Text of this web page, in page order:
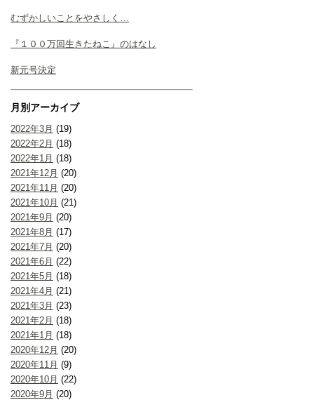
むずかしいことをやさしく…
『１００万回生きたねこ』のはなし
新元号決定
月別アーカイブ
2022年3月 (19)
2022年2月 (18)
2022年1月 (18)
2021年12月 (20)
2021年11月 (20)
2021年10月 (21)
2021年9月 (20)
2021年8月 (17)
2021年7月 (20)
2021年6月 (22)
2021年5月 (18)
2021年4月 (21)
2021年3月 (23)
2021年2月 (18)
2021年1月 (18)
2020年12月 (20)
2020年11月 (9)
2020年10月 (22)
2020年9月 (20)